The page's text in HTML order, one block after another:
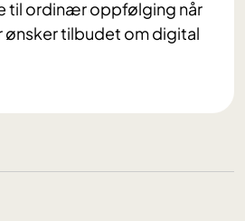
til ordinær oppfølging når
ønsker tilbudet om digital